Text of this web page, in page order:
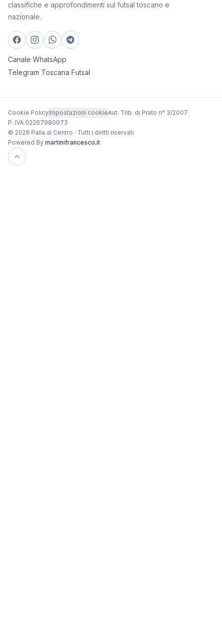
classifiche e approfondimenti sul futsal toscano e
nazionale.
Canale WhatsApp
Telegram Toscana Futsal
Cookie PolicyImpostazioni cookieAut. Trib. di Prato n° 3/2007
P. IVA 02267980973
© 2026 Palla al Centro · Tutti i diritti riservati
Powered By martinifrancesco.it